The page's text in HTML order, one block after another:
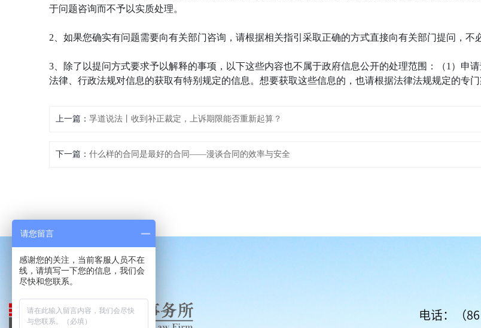
于问题咨询而不予以实质处理。
2、如果您确实有问题需要向有关部门咨询，请根据相关指引采取正确的方式直接向有关部门提问，不
3、除了以提问方式要求予以解释的事项，以下这些内容也不属于政府信息公开的处理范围：（1）申
法律、行政法规对信息的获取有特别规定的信息。想要获取这些信息的，也请根据法律法规规定的专门
上一篇： 孚道说法丨收到补正裁定，上诉期限能否重新起算？
下一篇： 什么样的合同是最好的合同——漫谈合同的效率与安全
电话：（
请您留言
感谢您的关注，当前客服人员不在
线，请填写一下您的信息，我们会
尽快和您联系。